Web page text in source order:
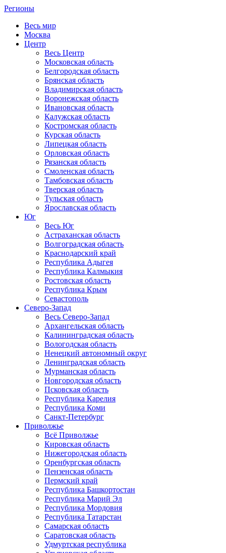
Регионы
Весь мир
Москва
Центр
Весь Центр
Московская область
Белгородская область
Брянская область
Владимирская область
Воронежская область
Ивановская область
Калужская область
Костромская область
Курская область
Липецкая область
Орловская область
Рязанская область
Смоленская область
Тамбовская область
Тверская область
Тульская область
Ярославская область
Юг
Весь Юг
Астраханская область
Волгоградская область
Краснодарский край
Республика Адыгея
Республика Калмыкия
Ростовская область
Республика Крым
Севастополь
Северо-Запад
Весь Северо-Запад
Архангельская область
Калининградская область
Вологодская область
Ненецкий автономный округ
Ленинградская область
Мурманская область
Новгородская область
Псковская область
Республика Карелия
Республика Коми
Санкт-Петербург
Приволжье
Всё Приволжье
Кировская область
Нижегородская область
Оренбургская область
Пензенская область
Пермский край
Республика Башкортостан
Республика Марий Эл
Республика Мордовия
Республика Татарстан
Самарская область
Саратовская область
Удмуртская республика